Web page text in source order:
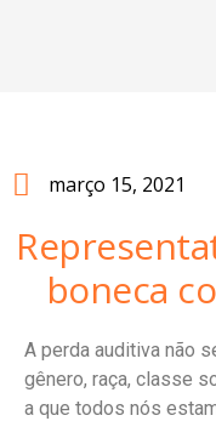
março 15, 2021
boneca
A perda auditiva não
gênero, raça, classe
a que todos nós